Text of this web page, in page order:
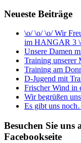
Neueste Beiträge
\o/ \o/ \o/ Wir
im HANGAR 3
Unsere Damen
Training unserer
Training am
D-Jugend mit
Frischer Wind in
Wir begrüßen
Es gibt uns
Besuchen Sie
Facebookseite